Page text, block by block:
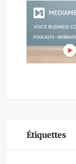
Étiquettes